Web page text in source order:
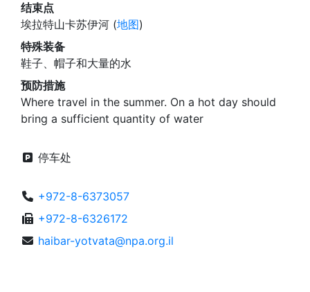
结束点
埃拉特山卡苏伊河 (地图)
特殊装备
鞋子、帽子和大量的水
预防措施
Where travel in the summer. On a hot day should
bring a sufficient quantity of water
停车处
+972-8-6373057
+972-8-6326172
haibar-yotvata@npa.org.il